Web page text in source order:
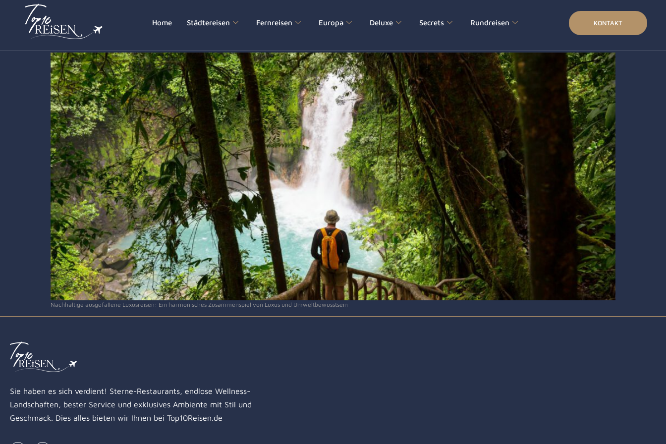
Home Städtereisen Fernreisen Europa Deluxe Secrets Rundreisen KONTAKT
Nachhaltige ausgefallene Reisen
Nachhaltige ausgefallene Luxusreisen: Ein harmonisches Zusammenspiel von Luxus und Umweltbewusstsein
Sie haben es sich verdient! Sterne-Restaurants, endlose Wellness-
Landschaften, bester Service und exklusives Ambiente mit Stil und
Geschmack. Dies alles bieten wir Ihnen bei Top10Reisen.de